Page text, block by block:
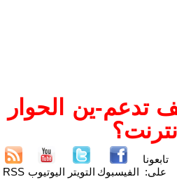
تدعم-ين الحوار
تابعونا
على: الفيسبوك التويتر اليوتيوب RSS